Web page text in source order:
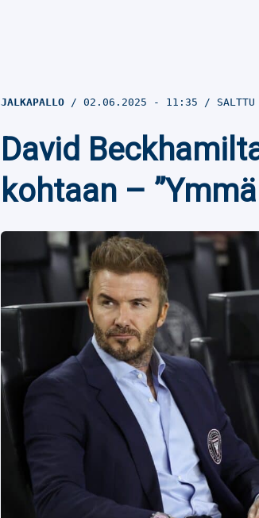
JALKAPALLO 02.06.2025 - 11:35 SALTTU
David
kohtaan –